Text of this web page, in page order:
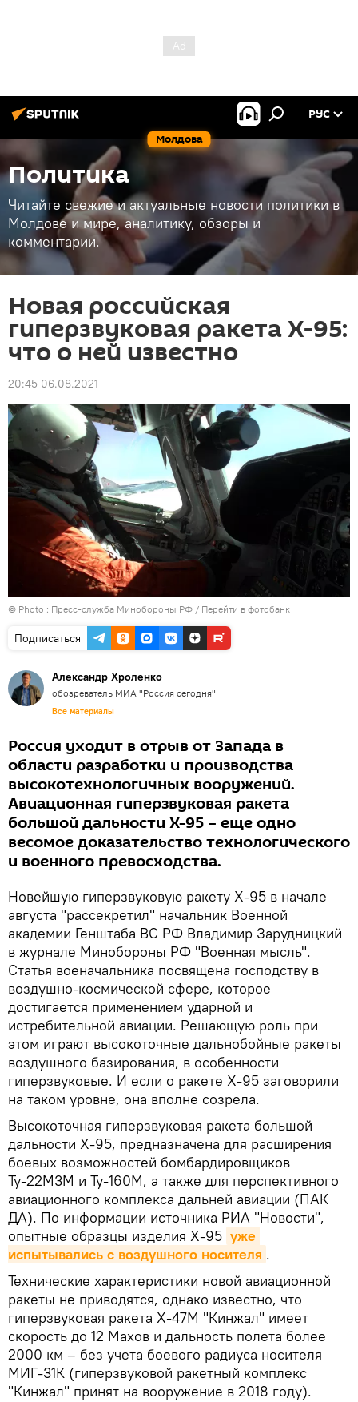
Молдова
РУС
Политика
Читайте свежие и актуальные новости политики в
Молдове и мире, аналитику, обзоры и
комментарии.
Новая российская
гиперзвуковая ракета Х-95:
что о ней известно
20:45 06.08.2021
© Photo : Пресс-служба Минобороны РФ / Перейти в фотобанк
Подписаться
Александр Хроленко
обозреватель МИА "Россия сегодня"
Все материалы
Россия уходит в отрыв от Запада в
области разработки и производства
высокотехнологичных вооружений.
Авиационная гиперзвуковая ракета
большой дальности Х-95 – еще одно
весомое доказательство технологического
и военного превосходства.
Новейшую гиперзвуковую ракету Х-95 в начале
августа "рассекретил" начальник Военной
академии Генштаба ВС РФ Владимир Зарудницкий
в журнале Минобороны РФ "Военная мысль".
Статья военачальника посвящена господству в
воздушно-космической сфере, которое
достигается применением ударной и
истребительной авиации. Решающую роль при
этом играют высокоточные дальнобойные ракеты
воздушного базирования, в особенности
гиперзвуковые. И если о ракете Х-95 заговорили
на таком уровне, она вполне созрела.
Высокоточная гиперзвуковая ракета большой
дальности Х-95, предназначена для расширения
боевых возможностей бомбардировщиков
Ту-22М3М и Ту-160М, а также для перспективного
авиационного комплекса дальней авиации (ПАК
ДА). По информации источника РИА "Новости",
опытные образцы изделия Х-95 уже
испытывались с воздушного носителя .
Технические характеристики новой авиационной
ракеты не приводятся, однако известно, что
гиперзвуковая ракета Х-47М "Кинжал" имеет
скорость до 12 Махов и дальность полета более
2000 км – без учета боевого радиуса носителя
МИГ-31К (гиперзвуковой ракетный комплекс
"Кинжал" принят на вооружение в 2018 году).